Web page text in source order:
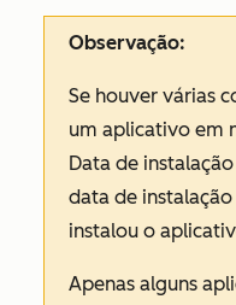
Observação:
Se houver várias
um aplicativo em
Data de instalação
data de
instalou o
Apenas alguns